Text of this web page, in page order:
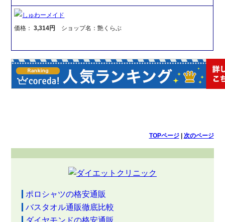
しゅわーメイド
価格：3,314円 ショップ名：艶くらぶ
TOPページ| 次のページ
ポロシャツの格安通販
バスタオル通販徹底比較
ダイヤモンドの格安通販